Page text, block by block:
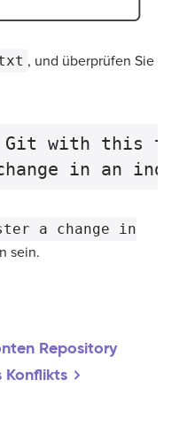
, und überprüfen Sie
Git with this
a change in
sein.
Repository
Konflikts